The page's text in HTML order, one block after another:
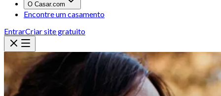
O Casar.com
Encontre um casamento
EntrarCriar site gratuito